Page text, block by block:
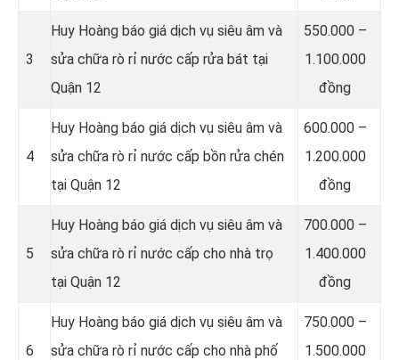
3
Huy Hoàng báo giá dịch vụ siêu âm và
sửa chữa rò rỉ nước cấp rửa bát tại
Quận 12
550.000 –
1.100.000
đồng
4
Huy Hoàng báo giá dịch vụ siêu âm và
sửa chữa rò rỉ nước cấp bồn rửa chén
tại Quận 12
600.000 –
1.200.000
đồng
5
Huy Hoàng báo giá dịch vụ siêu âm và
sửa chữa rò rỉ nước cấp cho nhà trọ
tại Quận 12
700.000 –
1.400.000
đồng
6
Huy Hoàng báo giá dịch vụ siêu âm và
sửa chữa rò rỉ nước cấp cho nhà phố
750.000 –
1.500.000